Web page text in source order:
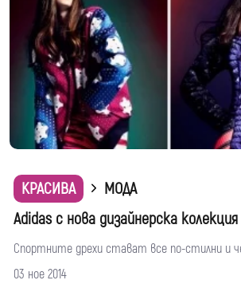
КРАСИВА
МОДА
Adidas с нова дизайнерска колекция
Спортните дрехи стават все по-стилни и
03 ное 2014